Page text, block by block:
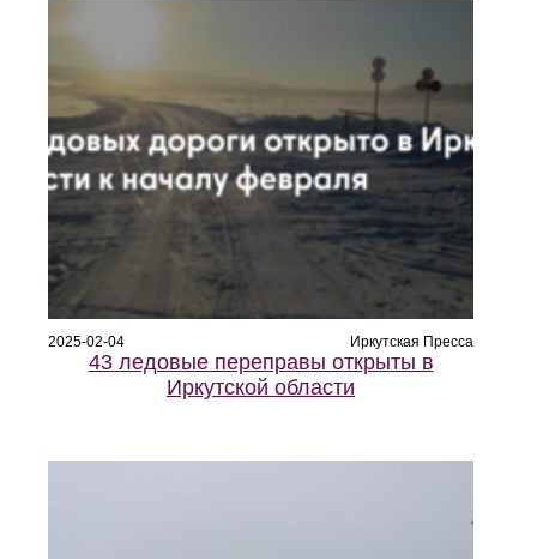
2025-02-04 Иркутская Пресса
43 ледовые переправы открыты в
Иркутской области